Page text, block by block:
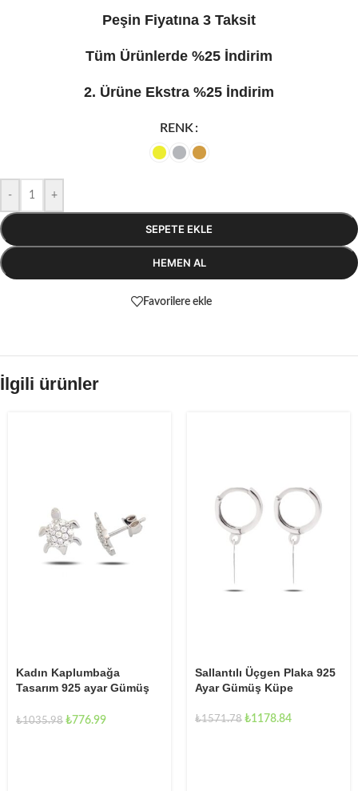
Peşin Fiyatına 3 Taksit
Tüm Ürünlerde %25 İndirim
2. Ürüne Ekstra %25 İndirim
RENK
- +
SEPETE EKLE
HEMEN AL
Favorilere ekle
İlgili ürünler
Kadın Kaplumbağa
Tasarım 925 ayar Gümüş
₺1035.98 ₺776.99
Sallantılı Üçgen Plaka 925
Ayar Gümüş Küpe
₺1571.78 ₺1178.84